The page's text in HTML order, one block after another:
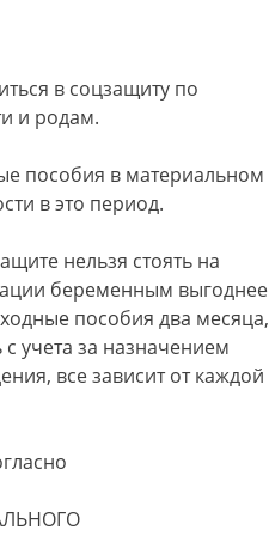
в соцзащиту по
и родам.
пособия в материальном
в это период.
нельзя стоять на
беременным выгоднее
пособия два месяца,
учета за назначением
все зависит от каждой